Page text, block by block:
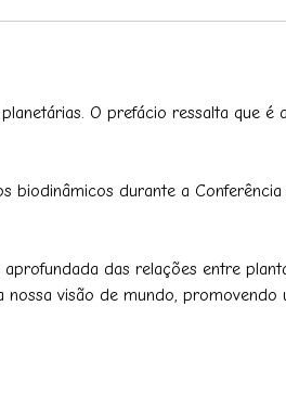
O prefácio ressalta que é
biodinâmicos durante a
das relações entre
visão de mundo, promovendo